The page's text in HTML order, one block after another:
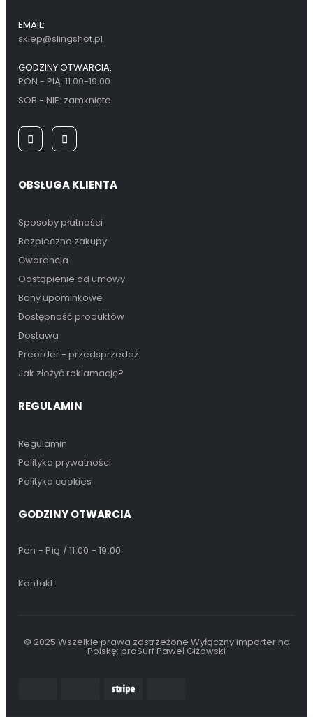
EMAIL:
sklep@slingshot.pl
GODZINY OTWARCIA:
PON - PIĄ: 11:00-19:00
SOB - NIE: zamknięte
OBSŁUGA KLIENTA
Sposoby płatności
Bezpieczne zakupy
Gwarancja
Odstąpienie od umowy
Bony upominkowe
Dostępność produktów
Dostawa
Preorder - przedsprzedaż
Jak złożyć reklamację?
REGULAMIN
Regulamin
Polityka prywatności
Polityka cookies
GODZINY OTWARCIA
Pon - Pią / 11:00 - 19:00
Kontakt
© 2025 Wszelkie prawa zastrzeżone Wyłączny importer na
Polskę: proSurf Paweł Giżowski